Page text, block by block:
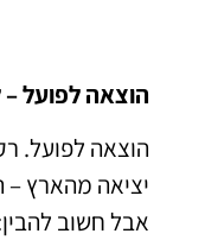
הוצאה לפועל
הוצאה לפועל.
יציאה מהארץ –
אבל חשוב